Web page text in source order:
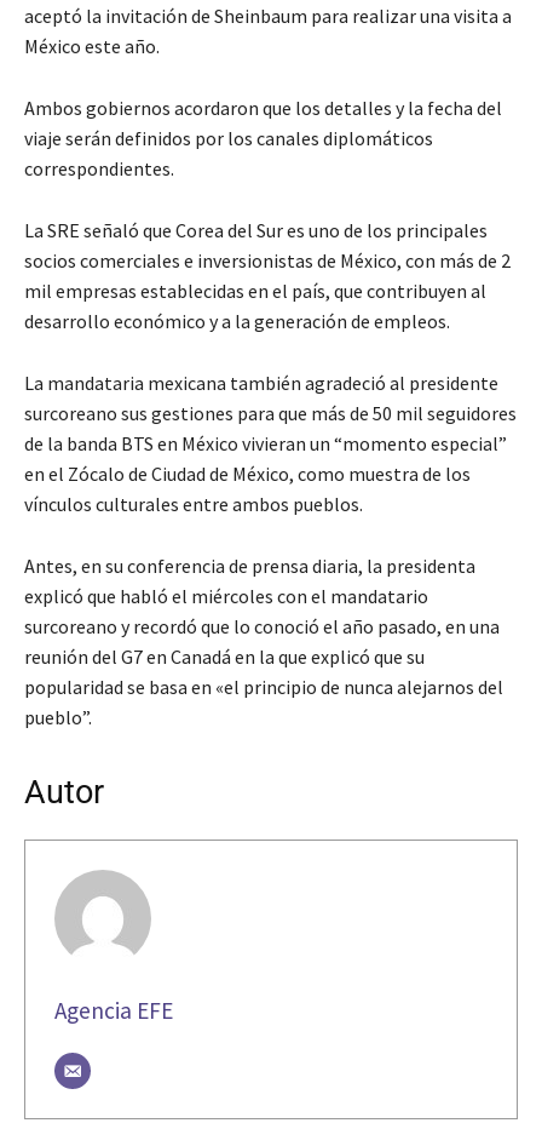
aceptó la invitación de Sheinbaum para realizar una visita a
México este año.
Ambos gobiernos acordaron que los detalles y la fecha del
viaje serán definidos por los canales diplomáticos
correspondientes.
La SRE señaló que Corea del Sur es uno de los principales
socios comerciales e inversionistas de México, con más de 2
mil empresas establecidas en el país, que contribuyen al
desarrollo económico y a la generación de empleos.
La mandataria mexicana también agradeció al presidente
surcoreano sus gestiones para que más de 50 mil seguidores
de la banda BTS en México vivieran un “momento especial”
en el Zócalo de Ciudad de México, como muestra de los
vínculos culturales entre ambos pueblos.
Antes, en su conferencia de prensa diaria, la presidenta
explicó que habló el miércoles con el mandatario
surcoreano y recordó que lo conoció el año pasado, en una
reunión del G7 en Canadá en la que explicó que su
popularidad se basa en «el principio de nunca alejarnos del
pueblo”.
Autor
Agencia EFE